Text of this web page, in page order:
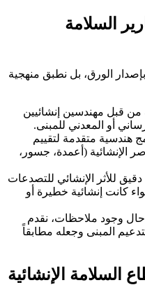
السلامة
بإصدار الورق، بل نطبق منهجية
من قبل مهندسين إنشائيين
أو المعدني للمبنى.
هندسية متقدمة لتقييم
الإنشائية (أعمدة، جسور،
للأثر الإنشائي للتصدعات
كانت إنشائية خطيرة أو
وجود ملاحظات، نقدم
المبنى وجعله مطابقاً
السلامة الإنشائية